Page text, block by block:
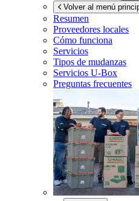
Volver al menú
Resumen
Proveedores locales
Cómo funciona
Servicios
Tipos de mudanzas
Servicios U-Box
Preguntas frecuentes